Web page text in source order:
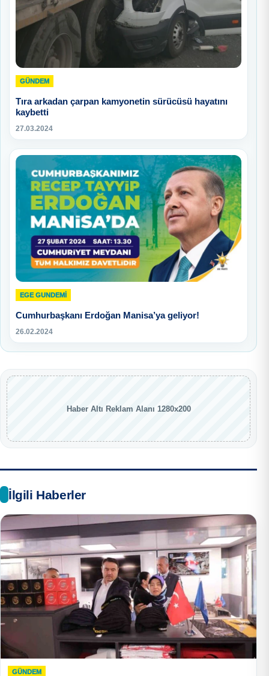
GÜNDEM
Tıra arkadan çarpan kamyonetin sürücüsü hayatını
kaybetti
27.03.2024
EGE GUNDEMİ
Cumhurbaşkanı Erdoğan Manisa’ya geliyor!
26.02.2024
Haber Altı Reklam Alanı 1280x200
İlgili Haberler
GÜNDEM